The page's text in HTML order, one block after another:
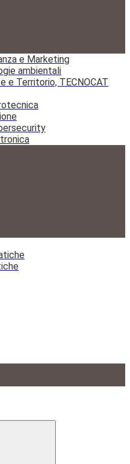
e Marketing
ambientali
e Territorio, TECNOCAT